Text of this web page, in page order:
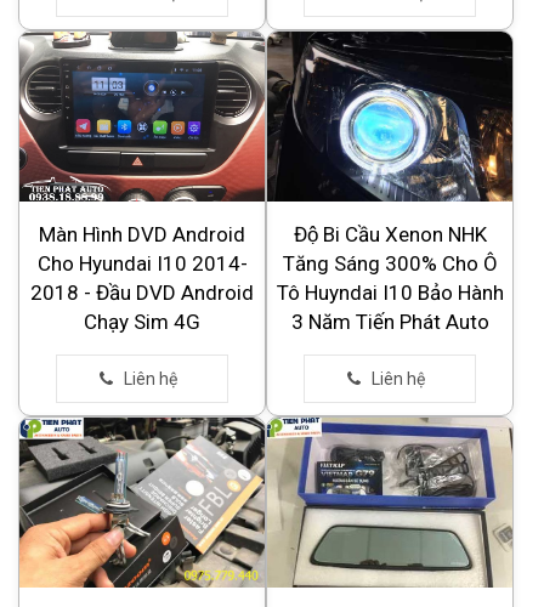
Màn Hình DVD Android
Cho Hyundai I10 2014-
2018 - Đầu DVD Android
Chạy Sim 4G
Độ Bi Cầu Xenon NHK
Tăng Sáng 300% Cho Ô
Tô Huyndai I10 Bảo Hành
3 Năm Tiến Phát Auto